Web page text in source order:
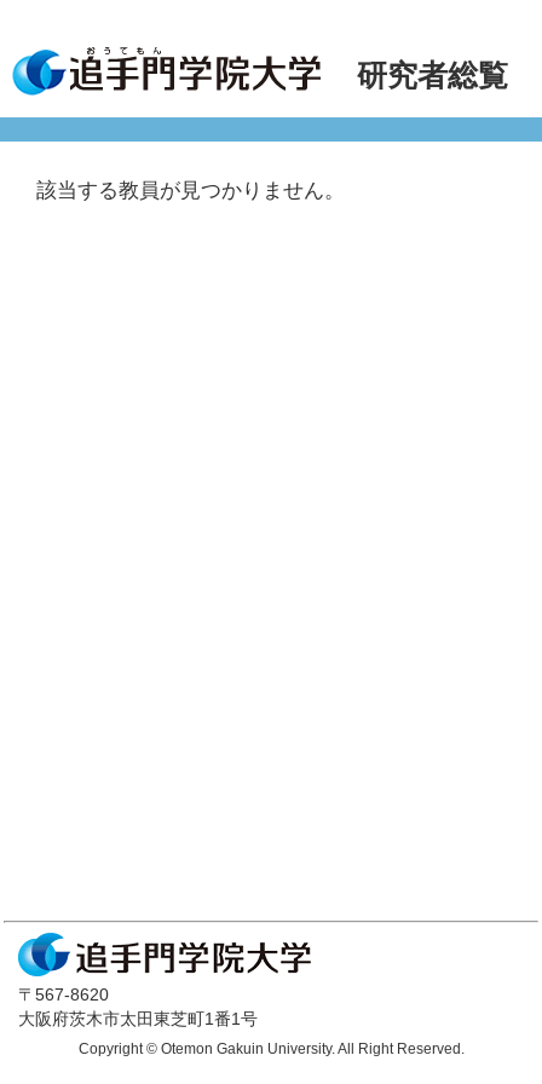
研究者総覧
該当する教員が見つかりません。
〒567-8620
大阪府茨木市太田東芝町1番1号
Copyright © Otemon Gakuin University. All Right Reserved.